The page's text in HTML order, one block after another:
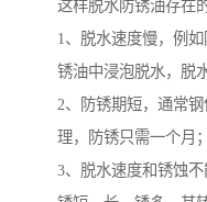
这样脱水防锈油存在
1、脱水速度慢，例
锈油中浸泡脱水，脱
2、防锈期短，通常
理，防锈只需一个月；
3、脱水速度和锈蚀